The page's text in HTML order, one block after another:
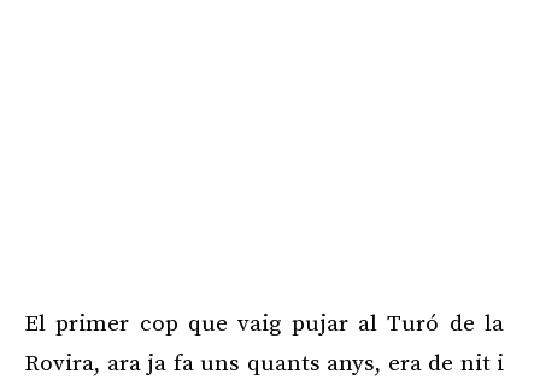
El primer cop que vaig pujar al Turó de la
Rovira, ara ja fa uns quants anys, era de nit i